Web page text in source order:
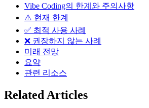
Vibe Coding의 한계와 주의사항
⚠️ 현재 한계
✅ 최적 사용 사례
❌ 권장하지 않는 사례
미래 전망
요약
관련 리소스
Related Articles